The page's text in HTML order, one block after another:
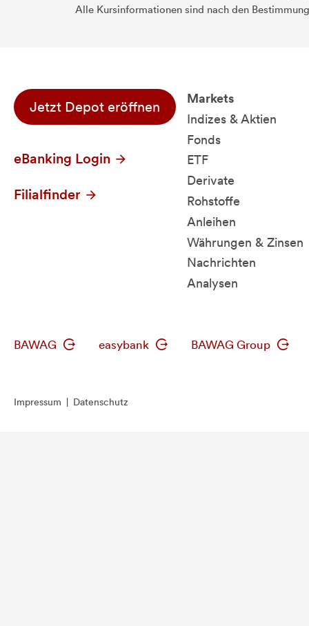
Alle Kursinformationen sind nach den
Jetzt Depot eröffnen
eBanking Login
Filialfinder
Markets
Indizes & Aktien
Fonds
ETF
Derivate
Rohstoffe
Anleihen
Währungen & Zinsen
Nachrichten
Analysen
BAWAG easybank BAWAG Group
Impressum Datenschutz